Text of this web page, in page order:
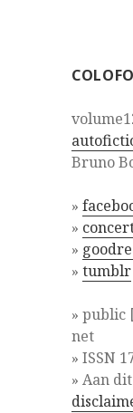
Bruno
»
»
»
»tumblr
» public
net
» ISSN
» Aan